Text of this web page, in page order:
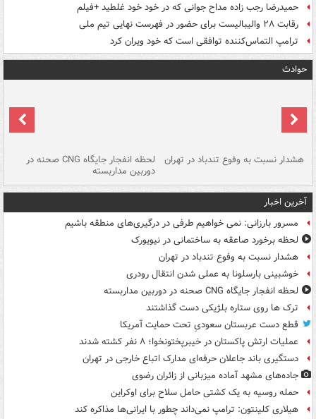
حمیدرضا رجب زاده مداح جوانی که در خود خود غلطید +فیلم
رقابت ۲۸ والیبالیست برای حضور در فهرست نهایی تیم ملی
ترامپ التماس‌کننده توافقی است که خود ویران کرد
حوادث
هشدار نسبت به وفوع تندباد در تهران لحظه انفجار جایگاه CNG صحنه در
دوربین مداربسته
آخرین اخبار
مسرور بارزانی: نمی خواهیم طرفی در درگیری‌های منطقه باشیم
لحظه برخورد صاعقه به ساختمانی در نیویورک
هشدار نسبت به وفوع تندباد در تهران
خوشبینی بارسلونا به عملی شدن انتقال رودری
لحظه انفجار جایگاه CNG صحنه در دوربین مداربسته
ترک ها روی ستاره بلژیکی دست گذاشتند
قطع دست عربستان سعودیِ تحت حمایت آمریکا
عملیات ارتش پاکستان در خیبرپختونخوا؛ ۸ نفر کشته شدند
دستگیری باند جاعلان حرفه‌ای مدارک اتباع خارجی در تهران
جاده‌های مشهد آماده میزبانی از زائران رضوی
حمله روسیه به یک کشتی حامل سلاح برای اوکراین
هیلاری کلینتون: ترامپ نمی‌داند چطور با ایرانی‌ها مذاکره کند